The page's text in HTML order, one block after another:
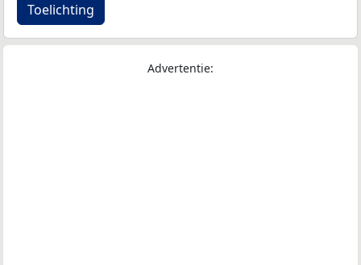
Toelichting
Advertentie: